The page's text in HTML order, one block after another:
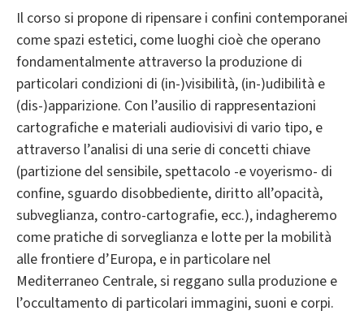
Il corso si propone di ripensare i confini contemporanei
come spazi estetici, come luoghi cioè che operano
fondamentalmente attraverso la produzione di
particolari condizioni di (in-)visibilità, (in-)udibilità e
(dis-)apparizione. Con l’ausilio di rappresentazioni
cartografiche e materiali audiovisivi di vario tipo, e
attraverso l’analisi di una serie di concetti chiave
(partizione del sensibile, spettacolo -e voyerismo- di
confine, sguardo disobbediente, diritto all’opacità,
subveglianza, contro-cartografie, ecc.), indagheremo
come pratiche di sorveglianza e lotte per la mobilità
alle frontiere d’Europa, e in particolare nel
Mediterraneo Centrale, si reggano sulla produzione e
l’occultamento di particolari immagini, suoni e corpi.